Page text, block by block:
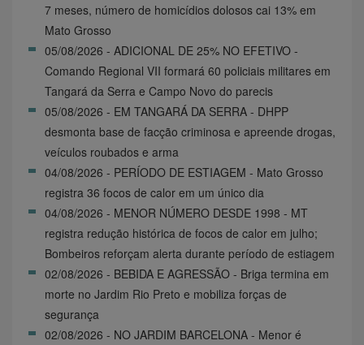
7 meses, número de homicídios dolosos cai 13% em
Mato Grosso
05/08/2026 - ADICIONAL DE 25% NO EFETIVO -
Comando Regional VII formará 60 policiais militares em
Tangará da Serra e Campo Novo do parecis
05/08/2026 - EM TANGARÁ DA SERRA - DHPP
desmonta base de facção criminosa e apreende drogas,
veículos roubados e arma
04/08/2026 - PERÍODO DE ESTIAGEM - Mato Grosso
registra 36 focos de calor em um único dia
04/08/2026 - MENOR NÚMERO DESDE 1998 - MT
registra redução histórica de focos de calor em julho;
Bombeiros reforçam alerta durante período de estiagem
02/08/2026 - BEBIDA E AGRESSÃO - Briga termina em
morte no Jardim Rio Preto e mobiliza forças de
segurança
02/08/2026 - NO JARDIM BARCELONA - Menor é